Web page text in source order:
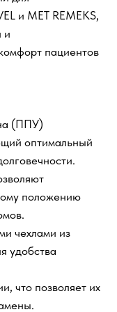
и МЕТ REMEKS,
и
пациентов
(ППУ)
оптимальный
положению
чехлами из
удобства
что позволяет их